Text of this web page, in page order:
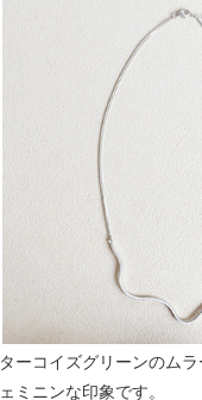
ターコイズグリーンのム
ェミニンな印象です。